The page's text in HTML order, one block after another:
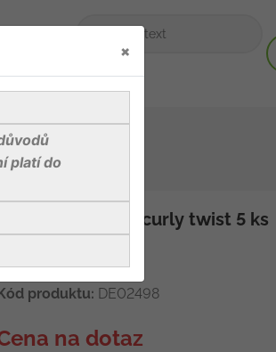
Dekorace - Cane curly twist 5 ks
k dekoraci.
produktu: DE02498
na dotaz
×
platí do